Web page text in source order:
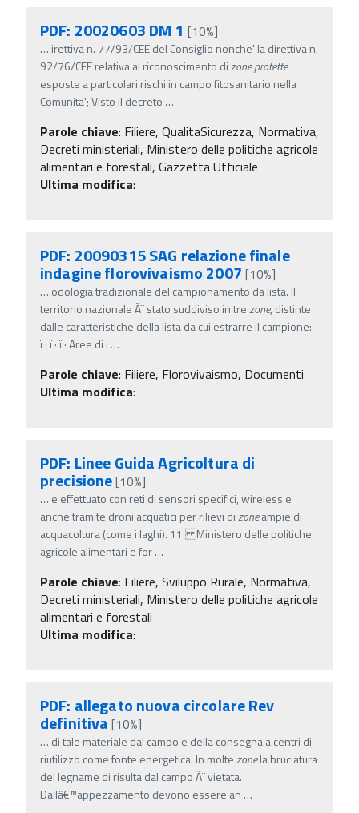
PDF: 20020603 DM 1 [10%]
… irettiva n. 77/93/CEE del Consiglio nonche' la direttiva n.
92/76/CEE relativa al riconoscimento dizoneprotette
esposte a particolari rischi in campo fitosanitario nella
Comunita'; Visto il decreto …
Parole chiave: Filiere, QualitaSicurezza, Normativa,
Decreti ministeriali, Ministero delle politiche agricole
alimentari e forestali, Gazzetta Ufficiale
Ultima modifica:
PDF: 20090315 SAG relazione finale
indagine florovivaismo 2007 [10%]
… odologia tradizionale del campionamento da lista. Il
territorio nazionale Ã¨ stato suddiviso in trezone, distinte
dalle caratteristiche della lista da cui estrarre il campione:
ï‚· ï‚· ï‚· Aree di i …
Parole chiave: Filiere, Florovivaismo, Documenti
Ultima modifica:
PDF: Linee Guida Agricoltura di
precisione[10%]
… e effettuato con reti di sensori specifici, wireless e
anche tramite droni acquatici per rilievi dizoneampie di
acquacoltura (come i laghi). 11 Ministero delle politiche
agricole alimentari e for…
Parole chiave: Filiere, Sviluppo Rurale, Normativa,
Decreti ministeriali, Ministero delle politiche agricole
alimentari e forestali
Ultima modifica:
PDF: allegato nuova circolare Rev
definitiva [10%]
… di tale materiale dal campo e della consegna a centri di
riutilizzo come fonte energetica. In moltezonela bruciatura
del legname di risulta dal campo Ã¨ vietata.
Dallâ€™appezzamento devono essere an …